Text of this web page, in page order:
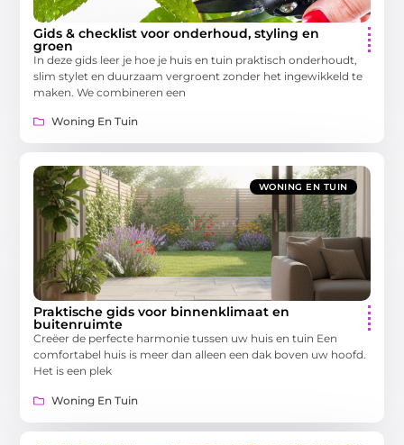
Gids & checklist voor onderhoud, styling en
groen
In deze gids leer je hoe je huis en tuin praktisch onderhoudt,
slim stylet en duurzaam vergroent zonder het ingewikkeld te
maken. We combineren een
Woning En Tuin
WONING EN TUIN
Praktische gids voor binnenklimaat en
buitenruimte
Creëer de perfecte harmonie tussen uw huis en tuin Een
comfortabel huis is meer dan alleen een dak boven uw hoofd.
Het is een plek
Woning En Tuin